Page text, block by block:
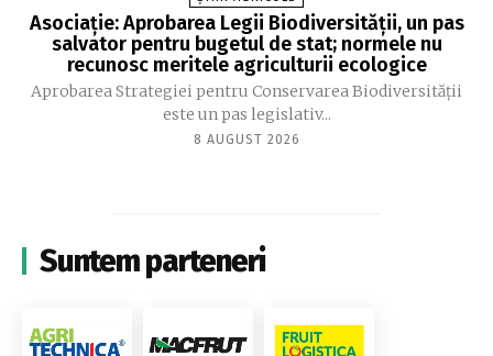
Asociație: Aprobarea Legii Biodiversității, un pas
salvator pentru bugetul de stat; normele nu
recunosc meritele agriculturii ecologice
Aprobarea Strategiei pentru Conservarea Biodiversității
este un pas legislativ...
8 AUGUST 2026
Suntem parteneri